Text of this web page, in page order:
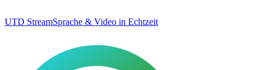
UTD StreamSprache & Video in Echtzeit